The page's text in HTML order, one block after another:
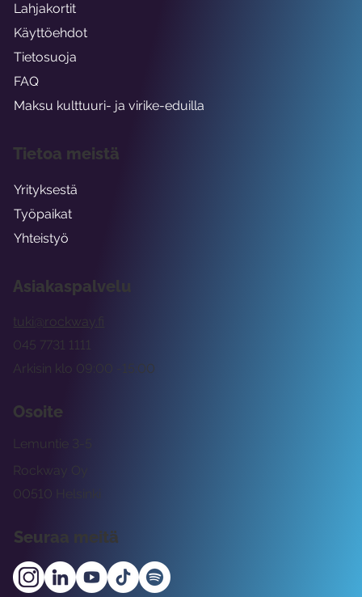
Asiakaspalvelu
tuki@rockway.fi
Arkisin klo 09:00 -15:00
045 7731 1111
Osoite
Rockway Oy
Lemuntie 3-5
00510 Helsinki
Seuraa meitä
Lahjakortit
Käyttöehdot
Tietosuoja
FAQ
Maksu kulttuuri- ja virike-eduilla
Tietoa meistä
Yrityksestä
Työpaikat
Yhteistyö